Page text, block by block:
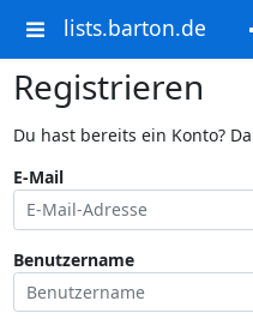
lists.barton.de
Registrieren
Du hast bereits ein Konto?
E-Mail
Benutzername